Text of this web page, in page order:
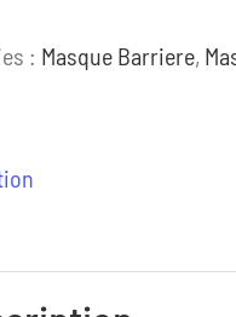
: Masque Barriere,